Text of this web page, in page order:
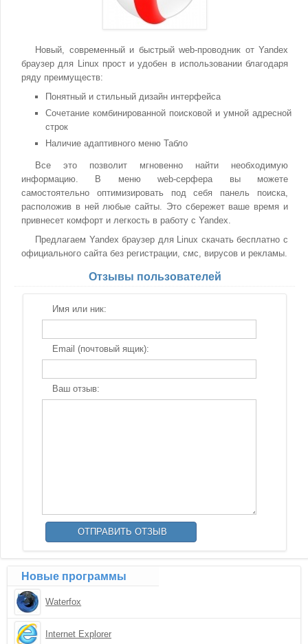
Новый, современный и быстрый web-проводник от Yandex
браузер для Linux прост и удобен в использовании благодаря
ряду преимуществ:
Понятный и стильный дизайн интерфейса
Сочетание комбинированной поисковой и умной адресной
строк
Наличие адаптивного меню Табло
Все это позволит мгновенно найти необходимую
информацию. В меню web-серфера вы можете
самостоятельно оптимизировать под себя панель поиска,
расположив в ней любые сайты. Это сбережет ваше время и
привнесет комфорт и легкость в работу с Yandex.
Предлагаем Yandex браузер для Linux скачать бесплатно с
официального сайта без регистрации, смс, вирусов и рекламы.
Отзывы пользователей
Имя или ник:
Email (почтовый ящик):
Ваш отзыв:
Новые программы
Waterfox
Internet Explorer